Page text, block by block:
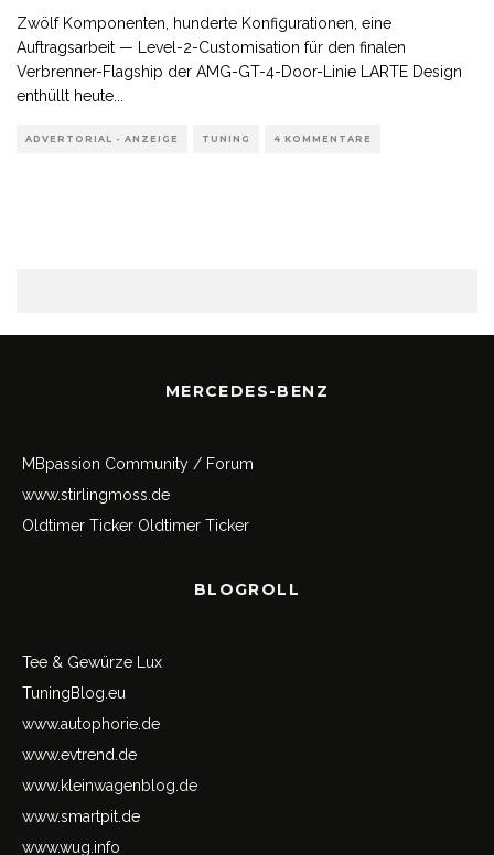
Zwölf Komponenten, hunderte Konfigurationen, eine
Auftragsarbeit — Level-2-Customisation für den finalen
Verbrenner-Flagship der AMG-GT-4-Door-Linie LARTE Design
enthüllt heute
ADVERTORIAL - ANZEIGE TUNING 4 KOMMENTARE
MERCEDES-BENZ
MBpassion Community / Forum
www.stirlingmoss.de
Oldtimer Ticker Oldtimer Ticker
BLOGROLL
Tee & Gewürze Lux
TuningBlog.eu
www.autophorie.de
www.evtrend.de
www.kleinwagenblog.de
www.smartpit.de
www.wug.info